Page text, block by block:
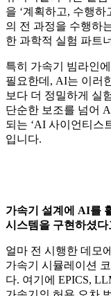
을 ‘계획하고, 수행
의 전 과정을 수행하
한 과학적 실험 파트
특히 가속기 빔라인
필요한데, AI는 이러
보다 더 정밀하게 실
단순한 보조를 넘어
되는 ‘AI 사이언티스
입니다.
가속기 설계에 AI를
시스템을 구현하셨
얼마 전 시행한 데모
가속기 시뮬레이션
다. 여기에 EPICS,